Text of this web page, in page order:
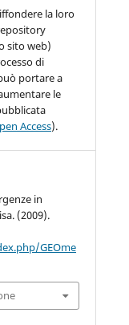
la loro
sito web)
di
portare a
le
Access).
in
(2009).
GEOme